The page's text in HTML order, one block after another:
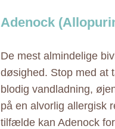
Adenock
De mest almindelige
døsighed. Stop med at
blodig vandladning,
på en alvorlig allergisk
tilfælde kan Adenock